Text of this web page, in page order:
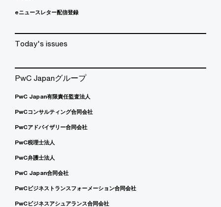
eニュースレター配信登録
Today's issues
PwC Japanグループ
PwC Japan有限責任監査法人
PwCコンサルティング合同会社
PwCアドバイザリー合同会社
PwC税理士法人
PwC弁護士法人
PwC Japan合同会社
PwCビジネストランスフォーメーション合同会社
PwCビジネスアシュアランス合同会社